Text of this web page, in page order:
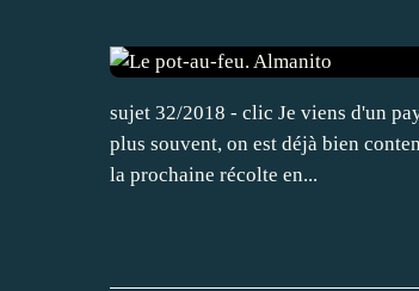
sujet 32/2018 - clic Je viens d'un
plus souvent, on est déjà bien
la prochaine récolte en...